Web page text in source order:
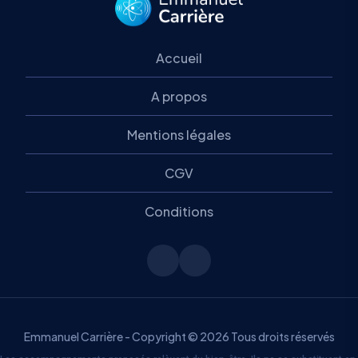
e er A
p
a
Accueil
A propos
Mentions légales
CGV
Conditions
Emmanuel Carrière - Copyright © 2026 Tous droits réservés​